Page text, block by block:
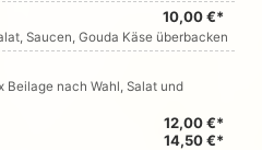
10,00 €*
Saucen, Gouda Käse überbacken
Beilage nach Wahl, Salat und
12,00 €*
14,50 €*